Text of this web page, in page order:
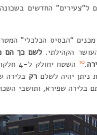
כשייכים ל”צעירים”
“הבסיס הכלכלי”
הקהילתי. לשם כך הם
.
10
השטח
ניתן יהיה לשלם רק בלירה
שפירא, ותושבי